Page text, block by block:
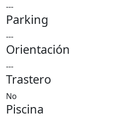
---
Parking
---
Orientación
---
Trastero
No
Piscina